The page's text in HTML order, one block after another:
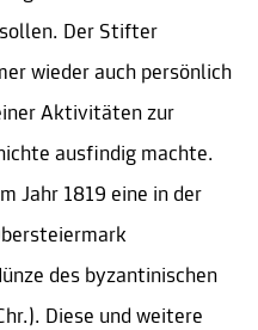
Der Stifter
wieder auch persönlich
Aktivitäten zur
ausfindig machte.
Jahr 1819 eine in der
des byzantinischen
Diese und weitere